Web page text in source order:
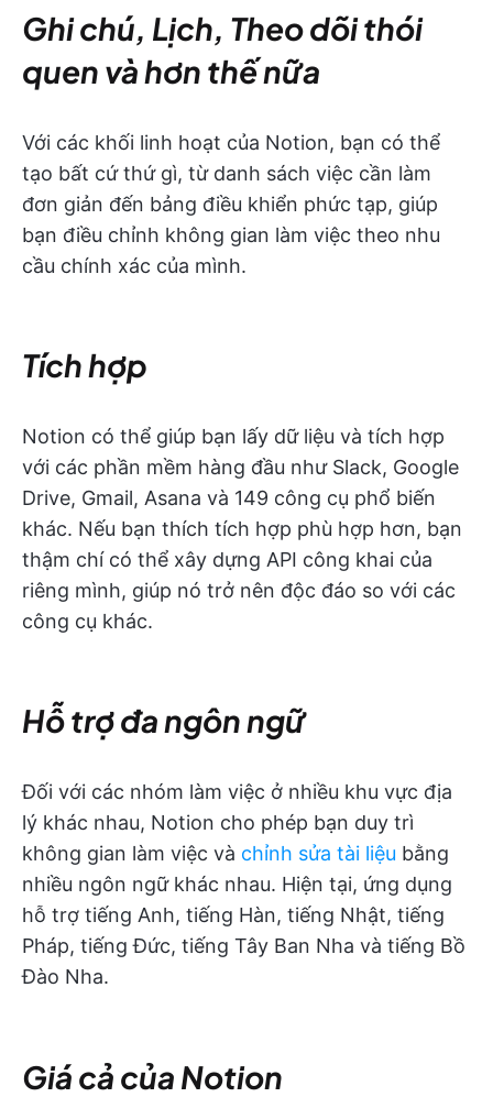
Ghi chú, Lịch, Theo dõi thói
quen và hơn thế nữa
Với các khối linh hoạt của Notion, bạn có thể
tạo bất cứ thứ gì, từ danh sách việc cần làm
đơn giản đến bảng điều khiển phức tạp, giúp
bạn điều chỉnh không gian làm việc theo nhu
cầu chính xác của mình.
Tích hợp
Notion có thể giúp bạn lấy dữ liệu và tích hợp
với các phần mềm hàng đầu như Slack, Google
Drive, Gmail, Asana và 149 công cụ phổ biến
khác. Nếu bạn thích tích hợp phù hợp hơn, bạn
thậm chí có thể xây dựng API công khai của
riêng mình, giúp nó trở nên độc đáo so với các
công cụ khác.
Hỗ trợ đa ngôn ngữ
Đối với các nhóm làm việc ở nhiều khu vực địa
lý khác nhau, Notion cho phép bạn duy trì
không gian làm việc và chỉnh sửa tài liệu bằng
nhiều ngôn ngữ khác nhau. Hiện tại, ứng dụng
hỗ trợ tiếng Anh, tiếng Hàn, tiếng Nhật, tiếng
Pháp, tiếng Đức, tiếng Tây Ban Nha và tiếng Bồ
Đào Nha.
Giá cả của Notion